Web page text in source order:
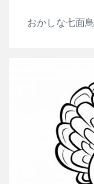
おかしな七面鳥